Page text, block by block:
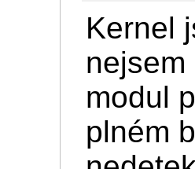
Kernel
modul
plném